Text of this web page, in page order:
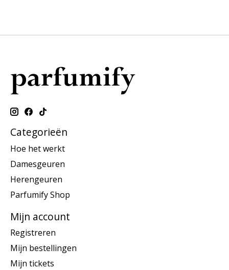
Categorieën
Hoe het werkt
Damesgeuren
Herengeuren
Parfumify Shop
Mijn account
Registreren
Mijn bestellingen
Mijn tickets